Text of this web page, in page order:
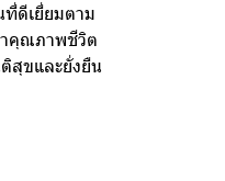
ที่ดีเยี่ยมตาม
คุณภาพชีวิต
สุขและยั่งยืน